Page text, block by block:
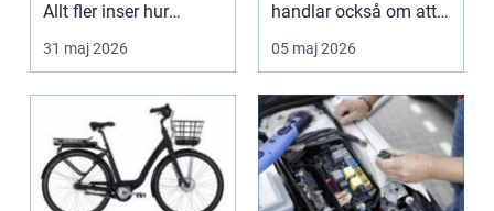
Allt fler inser hur
smidigt det ä...
31 maj 2026
handlar också om att
förstå hur val av ...
05 maj 2026